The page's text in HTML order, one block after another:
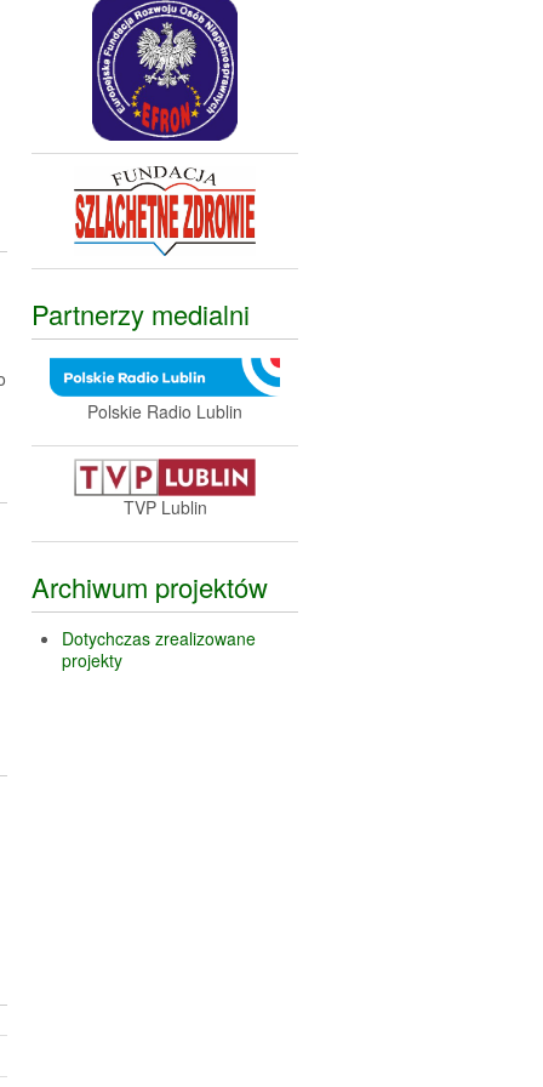
Partnerzy medialni
Polskie Radio Lublin
TVP Lublin
Archiwum projektów
Dotychczas zrealizowane
projekty